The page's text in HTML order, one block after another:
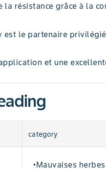
résistance grâce à la
le partenaire
et une
category
•Mauvaises